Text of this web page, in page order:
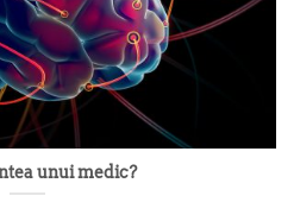
unui medic?